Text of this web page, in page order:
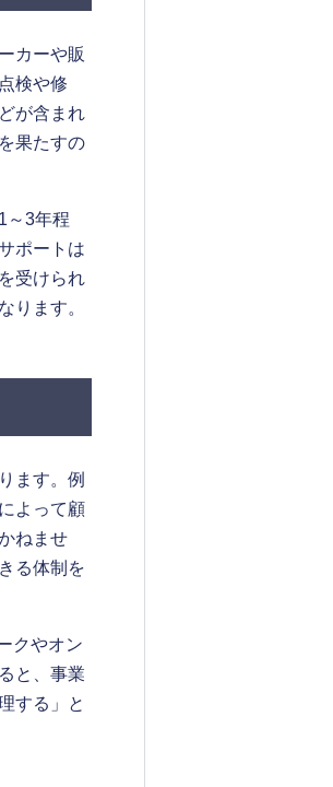
カーや販
検や修
が含まれ
果たすの
～3年程
ポートは
受けられ
ります。
ます。例
よって顧
ねませ
る体制を
クやオン
と、事業
する」と